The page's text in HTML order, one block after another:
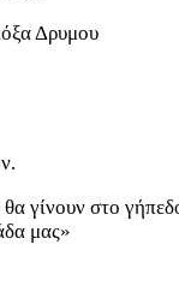
Δρυμου
γίνουν στο
μας»